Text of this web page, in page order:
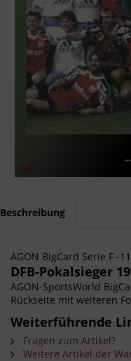
Beschreibung
AGON BigCard Serie F -
DFB-Pokalsieger
AGON-SportsWorld
Rückseite mit weiteren
Weiterführende
Fragen zum Artikel?
Weitere Artikel der